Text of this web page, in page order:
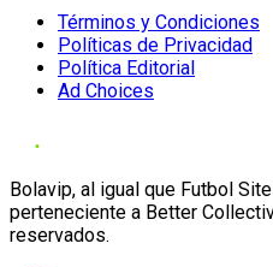
Términos y Condiciones
Políticas de Privacidad
Política Editorial
Ad Choices
Bolavip, al igual que Futbol
perteneciente a Better
reservados.